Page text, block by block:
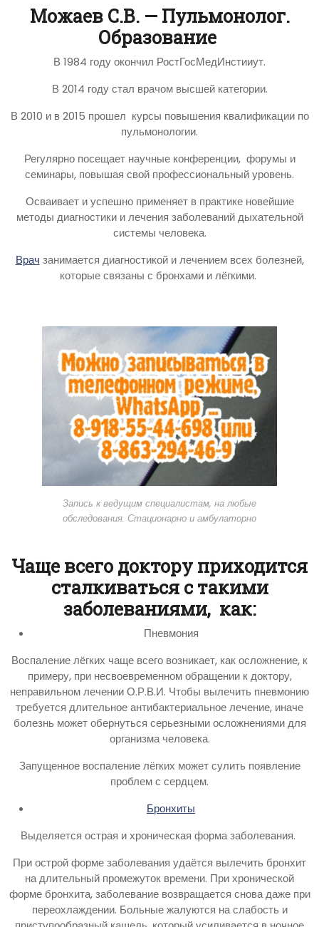
Можаев С.В. — Пульмонолог.
Образование
В 1984 году окончил РостГосМедИнстииут.
В 2014 году стал врачом высшей категории.
В 2010 и в 2015 прошел курсы повышения квалификации по
пульмонологии.
Регулярно посещает научные конференции, форумы и
семинары, повышая свой профессиональный уровень.
Осваивает и успешно применяет в практике новейшие
методы диагностики и лечения заболеваний дыхательной
системы человека.
Врач занимается диагностикой и лечением всех болезней,
которые связаны с бронхами и лёгкими.
Запись к ведущим специалистам, на любые
обследования. Стационарно и амбулаторно
Чаще всего доктору приходится
сталкиваться с такими
заболеваниями, как:
Пневмония
Воспаление лёгких чаще всего возникает, как осложнение, к
примеру, при несвоевременном обращении к доктору,
неправильном лечении О.Р.В.И. Чтобы вылечить пневмонию
требуется длительное антибактериальное лечение, иначе
болезнь может обернуться серьезными осложнениями для
организма человека.
Запущенное воспаление лёгких может сулить появление
проблем с сердцем.
Бронхиты
Выделяется острая и хроническая форма заболевания.
При острой форме заболевания удаётся вылечить бронхит
на длительный промежуток времени. При хронической
форме бронхита, заболевание возвращается снова даже при
переохлаждении. Больные жалуются на слабость и